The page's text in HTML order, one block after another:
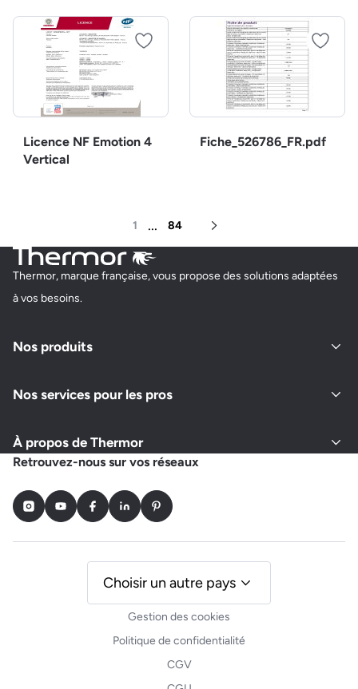
Licence NF Emotion 4
Vertical
Fiche_526786_FR.pdf
1 ... 84
Page suivante
Thermor, marque française, vous propose des solutions adaptées
à vos besoins.
Nos produits
Nos services pour les pros
À propos de Thermor
Retrouvez-nous sur vos réseaux
InstagramYoutubeFacebookLinkedInPinterest
Gestion des cookies
Politique de confidentialité
CGV
Choisir un autre pays